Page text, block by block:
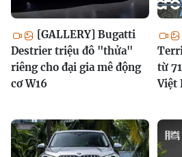
[GALLERY] Bugatti
Destrier triệu đô "thửa"
riêng cho đại gia mê động
cơ W16
từ
Việt